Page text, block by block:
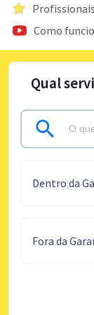
Como
Qual
Dentro da
Fora da